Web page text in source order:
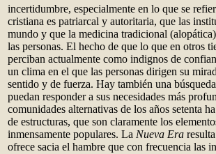
incertidumbre, especialmente en lo que se
cristiana es patriarcal y autoritaria, que las
mundo y que la medicina tradicional
las personas. El hecho de que lo que en otros
perciban actualmente como indignos de
un clima en el que las personas dirigen su
sentido y de fuerza. Hay también una
puedan responder a sus necesidades más
comunidades alternativas de los años setenta
de estructuras, que son claramente los
inmensamente populares. La Nueva Era
ofrece sacia el hambre que con frecuencia las